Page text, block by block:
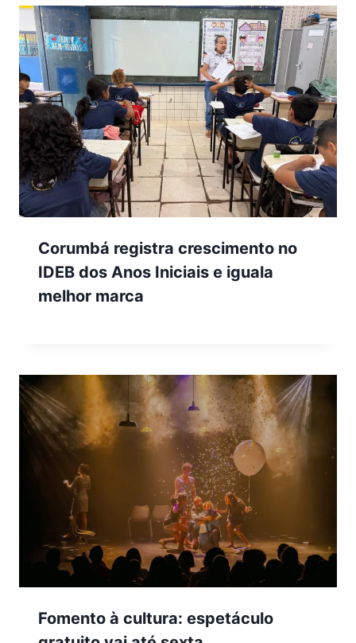
Corumbá registra crescimento no
IDEB dos Anos Iniciais e iguala
melhor marca
Fomento à cultura: espetáculo